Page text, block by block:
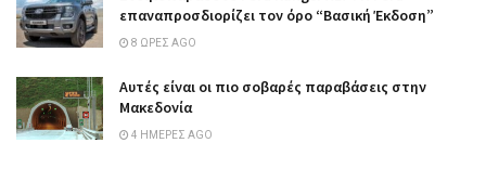
επαναπροσδιορίζει τον όρο “Βασική Έκδοση”
8 ΏΡΕΣ AGO
Αυτές είναι οι πιο σοβαρές παραβάσεις στην
Μακεδονία
4 ΗΜΈΡΕΣ AGO